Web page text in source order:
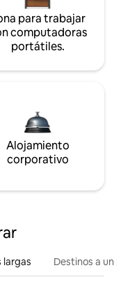
para trabajar
computadoras
portátiles.
Alojamiento
corporativo
largas Destinos a un